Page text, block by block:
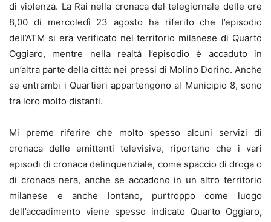
di violenza. La Rai nella cronaca del telegiornale delle ore
8,00 di mercoledì 23 agosto ha riferito che l’episodio
dell’ATM si era verificato nel territorio milanese di Quarto
Oggiaro, mentre nella realtà l’episodio è accaduto in
un’altra parte della città: nei pressi di Molino Dorino. Anche
se entrambi i Quartieri appartengono al Municipio 8, sono
tra loro molto distanti.
Mi preme riferire che molto spesso alcuni servizi di
cronaca delle emittenti televisive, riportano che i vari
episodi di cronaca delinquenziale, come spaccio di droga o
di cronaca nera, anche se accadono in un altro territorio
milanese e anche lontano, purtroppo come luogo
dell’accadimento viene spesso indicato Quarto Oggiaro,